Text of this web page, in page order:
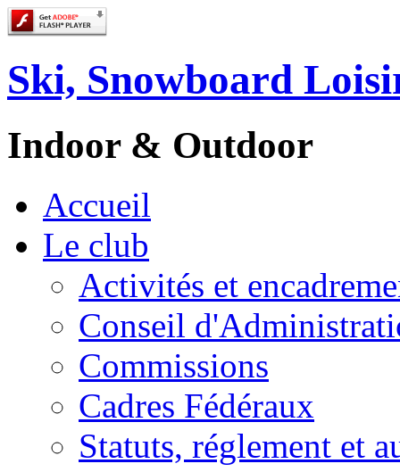
Ski, Snowboard
Indoor & Outdoor
Accueil
Le club
Activités et
Conseil
Commissions
Cadres Fédéraux
Statuts, réglement et